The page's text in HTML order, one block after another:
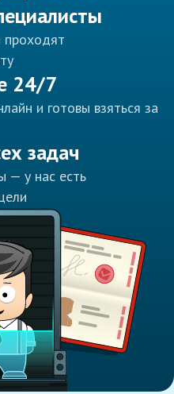
проходят
24/7
и готовы взяться за
задач
— у нас есть